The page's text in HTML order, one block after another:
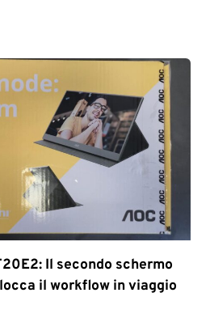
Il secondo schermo
il workflow in viaggio